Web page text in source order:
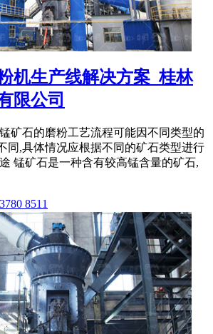
机生产线解决方案_桂林
限公司
矿石的磨粉工艺流程可能因不同类型的
同,具体情况应根据不同的矿石类型进行
锰矿石是一种含有较高锰含量的矿石,
8511